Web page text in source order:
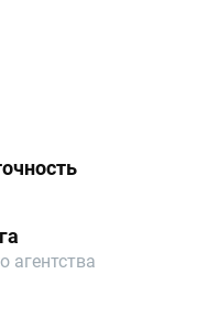
агентства